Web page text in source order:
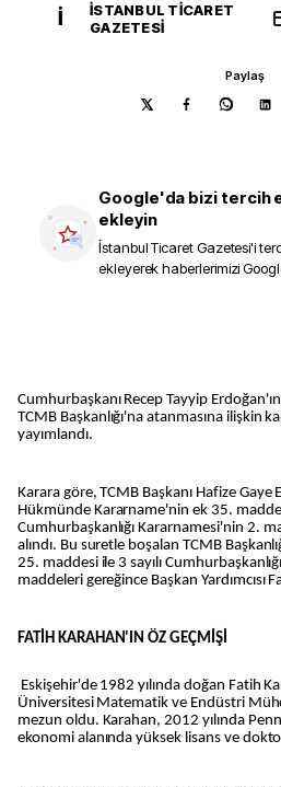
İ
İSTANBUL TICARET
GAZETESI
Paylaş
Google'da bizi tercih
ekleyin
İstanbul Ticaret Gazetesi'i
ekleyerek haberlerimizi
Cumhurbaşkanı Recep Tayyip
TCMB Başkanlığı'na atanmasına ilişkin
yayımlandı.
Karara göre, TCMB Başkanı Hafize Gaye
Hükmünde Kararname'nin ek 35.
Cumhurbaşkanlığı Kararnamesi'nin 2.
alındı. Bu suretle boşalan TCMB
25. maddesi ile 3 sayılı
maddeleri gereğince Başkan Yardımcısı
FATİH KARAHAN'IN ÖZ GEÇMİŞİ
Eskişehir'de 1982 yılında doğan Fatih
Üniversitesi Matematik ve Endüstri
mezun oldu. Karahan, 2012 yılında
ekonomi alanında yüksek lisans ve